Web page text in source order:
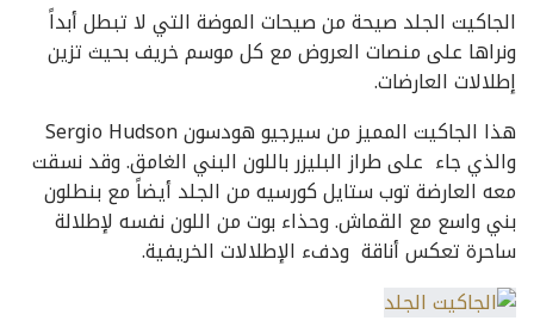
الجاكيت الجلد صيحة من صيحات الموضة التي لا تبطل أبداً
ونراها على منصات العروض مع كل موسم خريف بحيث تزين
إطلالات العارضات.
هذا الجاكيت المميز من سيرجيو هودسون Sergio Hudson
والذي جاء على طراز البليزر باللون البني الغامق. وقد نسقت
معه العارضة توب ستايل كورسيه من الجلد أيضاً مع بنطلون
بني واسع مع القماش. وحذاء بوت من اللون نفسه لإطلالة
ساحرة تعكس أناقة ودفء الإطلالات الخريفية.